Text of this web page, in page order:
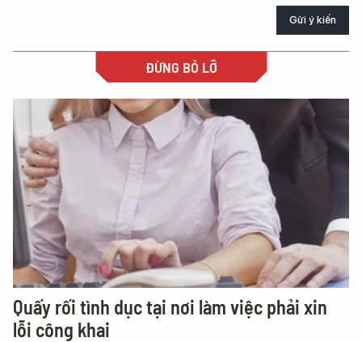
Gửi ý kiến
ĐỪNG BỎ LỠ
Quấy rối tình dục tại nơi làm việc phải xin
lỗi công khai